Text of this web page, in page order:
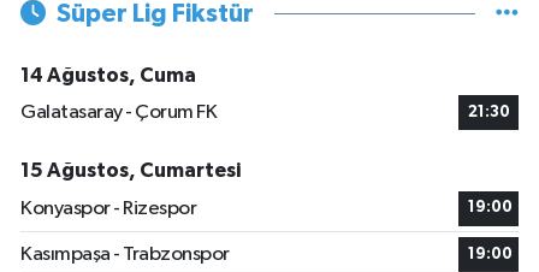
Süper Lig Fikstür
14 Ağustos, Cuma
Galatasaray - Çorum FK
21:30
15 Ağustos, Cumartesi
Konyaspor - Rizespor
19:00
Kasımpaşa - Trabzonspor 19:00